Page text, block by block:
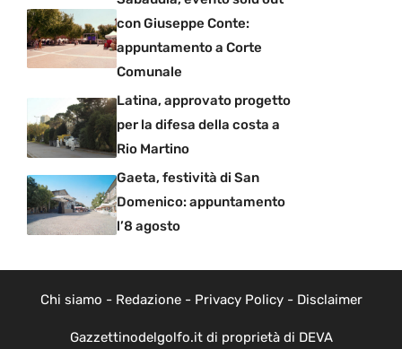
con Giuseppe Conte:
appuntamento a Corte
Comunale
Latina, approvato progetto
per la difesa della costa a
Rio Martino
Gaeta, festività di San
Domenico: appuntamento
l’8 agosto
Chi siamo - Redazione- Privacy Policy- Disclaimer
Gazzettinodelgolfo.it di proprietà di DEVA